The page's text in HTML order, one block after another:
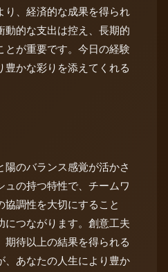
り、経済的な成果を得られ
動的な支出は控え、長期的
とが重要です。今日の経験
豊かな彩りを添えてくれる
のバランス感覚が活かさ
ュの持つ特性で、チームワ
協調性を大切にすること
につながります。創意工夫
期待以上の結果を得られる
、あなたの人生により豊か